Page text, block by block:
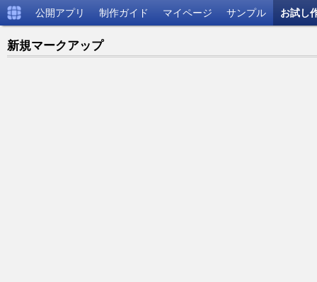
公開アプリ 制作ガイド マイページ サンプル お試し
新規マークアップ